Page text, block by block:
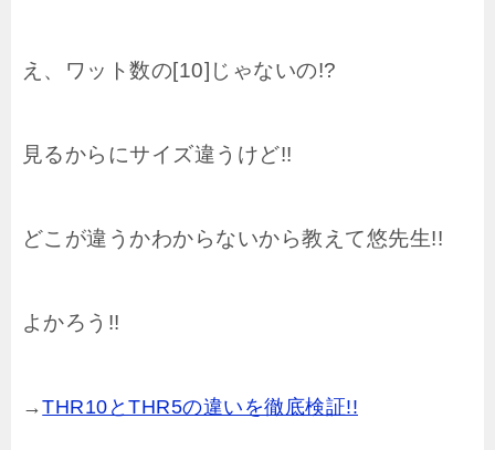
え、ワット数の[10]じゃないの!?
見るからにサイズ違うけど!!
どこが違うかわからないから教えて悠先生!!
よかろう!!
→THR10とTHR5の違いを徹底検証!!